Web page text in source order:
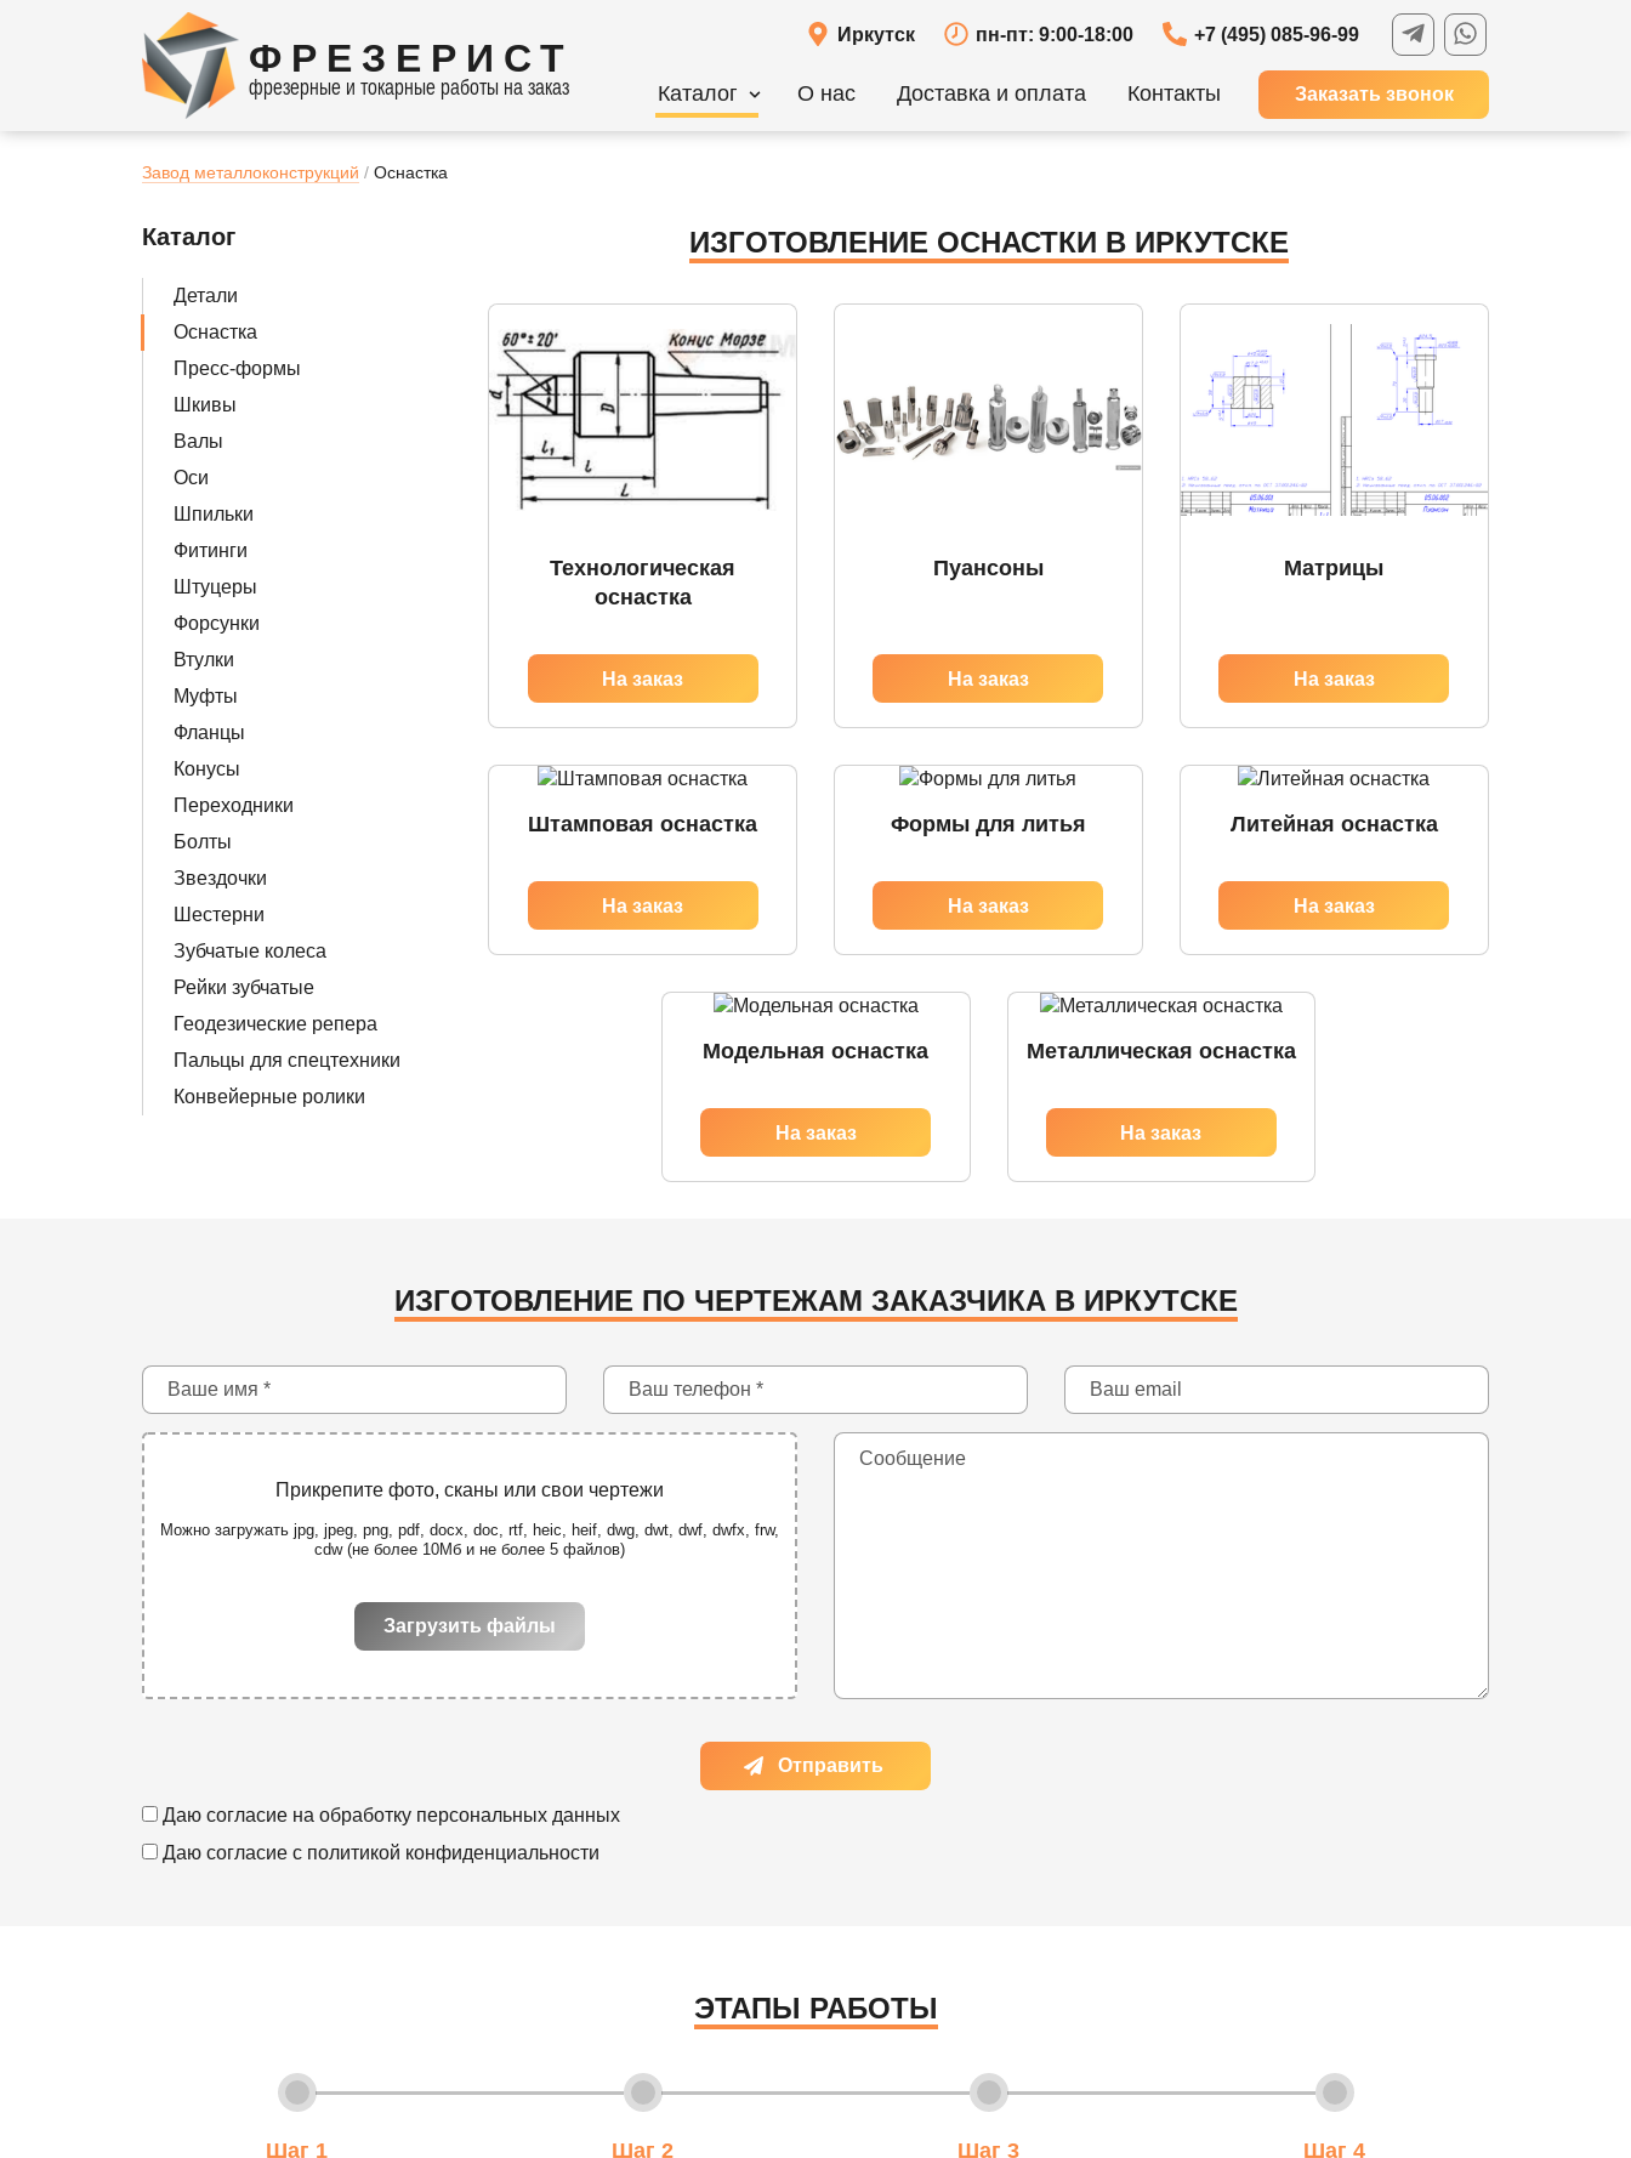
ФРЕЗЕРИСТ
фрезерные и токарные работы на заказ
Иркутск пн-пт: 9:00-18:00 +7 (495) 085-96-99
Каталог О нас Доставка и оплата Контакты Заказать звонок
Завод металлоконструкций Оснастка
Каталог
Детали
Оснастка
Пресс-формы
Шкивы
Валы
Оси
Шпильки
Фитинги
Штуцеры
Форсунки
Втулки
Муфты
Фланцы
Конусы
Переходники
Болты
Звездочки
Шестерни
Зубчатые колеса
Рейки зубчатые
Геодезические репера
Пальцы для спецтехники
Конвейерные ролики
ИЗГОТОВЛЕНИЕ ОСНАСТКИ В ИРКУТСКЕ
Технологическая
оснастка
Пуансоны Матрицы
Штамповая оснастка Формы для литья Литейная оснастка
Модельная оснастка Металлическая оснастка
ИЗГОТОВЛЕНИЕ ПО ЧЕРТЕЖАМ ЗАКАЗЧИКА В ИРКУТСКЕ
Прикрепите фото, сканы или свои чертежи
Можно загружать jpg, jpeg, png, pdf, docx, doc, rtf, heic, heif, dwg, dwt, dwf, dwfx, frw,
cdw (не более 10Мб и не более 5 файлов)
Загрузить файлы
Отправить
Даю согласие на обработку персональных данных
Даю согласие с политикой конфиденциальности
ЭТАПЫ РАБОТЫ
Шаг 1 Шаг 2 Шаг 3 Шаг 4